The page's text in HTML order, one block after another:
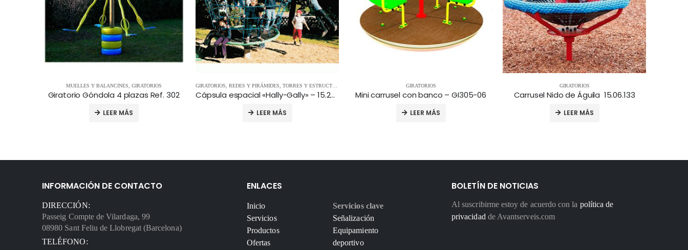
MUELLES Y BALANCINES GIRATORIOS
Giratorio Góndola 4 plazas Ref. 302
LEER MÁS
GIRATORIOS REDES Y PIRÁMIDES TORRES Y ESTRUCTURAS
Cápsula espacial «Hally-Gally» – 15.20.510
LEER MÁS
GIRATORIOS
Mini carrusel con banco – GI305-06
LEER MÁS
GIRATORIOS
Carrusel Nido de Águila 15.06.133
LEER MÁS
INFORMACIÓN DE CONTACTO
DIRECCIÓN:
Passeig Compte de Vilardaga, 99
08980 Sant Feliu de Llobregat (Barcelona)
TELÉFONO:
ENLACES
Inicio
Servicios
Productos
Ofertas
Servicios clave
Señalización
Equipamiento
deportivo
BOLETÍN DE NOTICIAS
Al suscribirme estoy de acuerdo con la política de
privacidad de Avantserveis.com